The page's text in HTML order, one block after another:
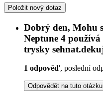
Položit nový dotaz
Dobrý den, Mohu
Neptune 4
trysky
1 odpověď, poslední
Odpovědět na tuto otázku